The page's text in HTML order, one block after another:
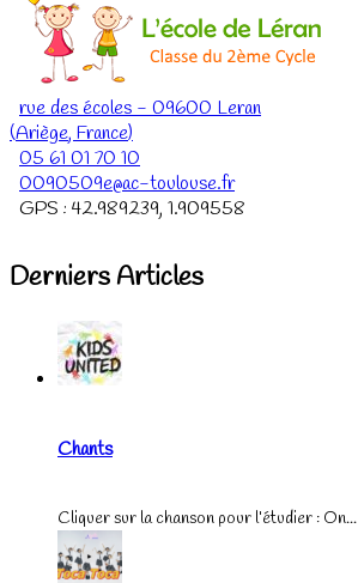
rue des écoles - 09600 Leran
(Ariège, France)
05 61 01 70 10
0090509e@ac-toulouse.fr
GPS : 42.989239, 1.909558
Derniers Articles
Chants
Cliquer sur la chanson pour l’étudier : On...